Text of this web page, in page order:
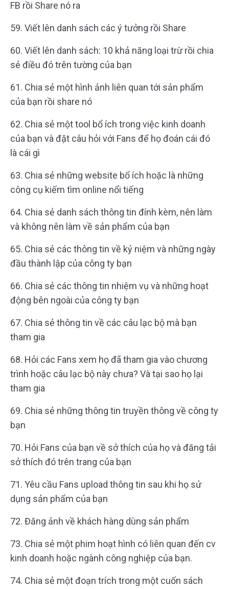
FB rồi Share nó ra
59. Viết lên danh sách các ý tưởng rồi Share
60. Viết lên danh sách: 10 khả năng loại trừ rồi chia
sẻ điều đó trên tường của bạn
61. Chia sẻ một hình ảnh liên quan tới sản phẩm
của bạn rồi share nó
62. Chia sẻ một tool bổ ích trong việc kinh doanh
của bạn và đặt câu hỏi với Fans để họ đoán cái đó
là cái gì
63. Chia sẻ những website bổ ích hoặc là những
công cụ kiếm tìm online nổi tiếng
64. Chia sẻ danh sách thông tin đính kèm, nên làm
và không nên làm về sản phẩm của bạn
65. Chia sẻ các thông tin về kỷ niệm và những ngày
đầu thành lập của công ty bạn
66. Chia sẻ các thông tin nhiệm vụ và những hoạt
động bên ngoài của công ty bạn
67. Chia sẻ thông tin về các câu lạc bộ mà bạn
tham gia
68. Hỏi các Fans xem họ đã tham gia vào chương
trình hoặc câu lạc bộ này chưa? Và tại sao họ lại
tham gia
69. Chia sẻ những thông tin truyền thông về công ty
bạn
70. Hỏi Fans của bạn về sở thích của họ và đăng tải
sở thích đó trên trang của bạn
71. Yêu cầu Fans upload thông tin sau khi họ sử
dụng sản phẩm của bạn
72. Đăng ảnh về khách hàng dùng sản phẩm
73. Chia sẻ một phim hoạt hình có liên quan đến cv
kinh doanh hoặc ngành công nghiệp của bạn.
74. Chia sẻ một đoạn trích trong một cuốn sách